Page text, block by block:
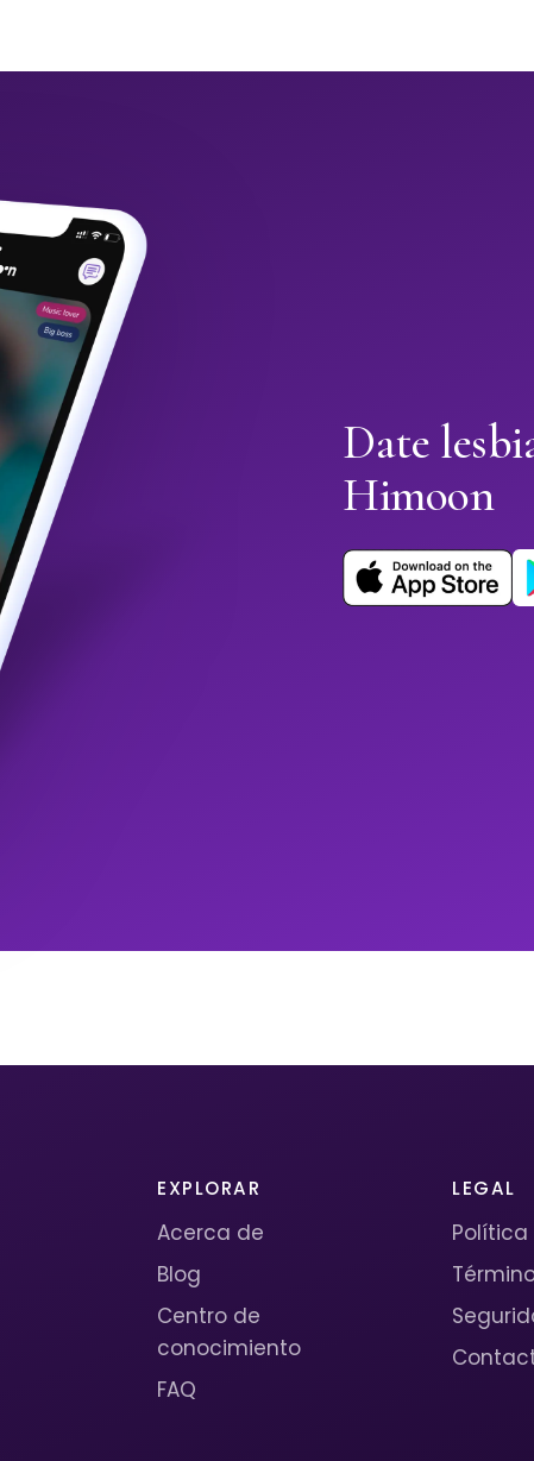
Date
Himoon
EXPLORAR
Acerca de
Blog
Centro de
conocimiento
FAQ
LEGAL